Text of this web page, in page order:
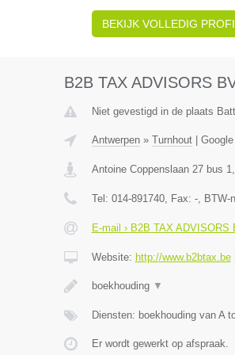
BEKIJK VOLLEDIG
B2B TAX ADVISORS
Niet gevestigd in de plaats
Antwerpen» Turnhout|
Antoine Coppenslaan 27 bus 1,
Tel: 014-891740, Fax: -, BTW-
E-mail › B2B TAX ADVISORS
Website: http://www.b2btax.be|
boekhouding ▼
Diensten: boekhouding van A
Er wordt gewerkt op afspraak.